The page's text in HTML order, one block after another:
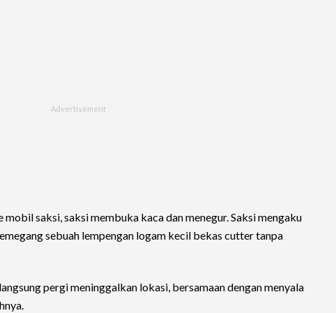
saksi, saksi membuka kaca dan menegur. Saksi mengaku
sebuah lempengan logam kecil bekas cutter tanpa
pergi meninggalkan lokasi, bersamaan dengan menyala